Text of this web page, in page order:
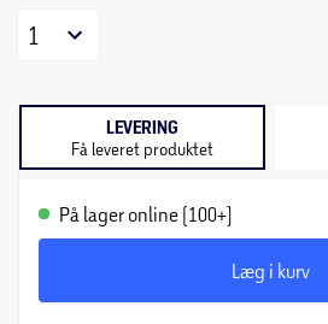
1
LEVERING
Få leveret produktet
På lager online (100+)
Læg i kurv